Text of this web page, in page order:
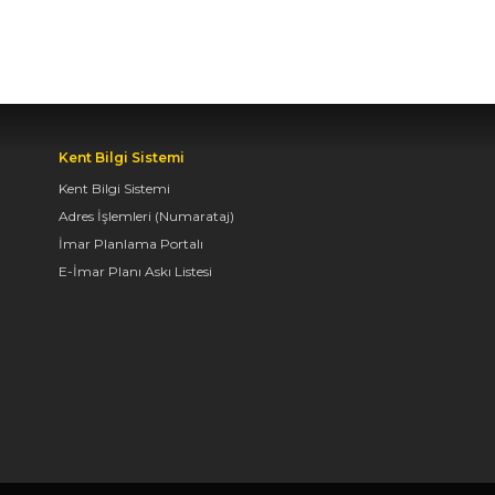
KANALI ISLAH
Kent Bilgi Sistemi
Kent Bilgi Sistemi
Adres İşlemleri (Numarataj)
İmar Planlama Portalı
E-İmar Planı Askı Listesi